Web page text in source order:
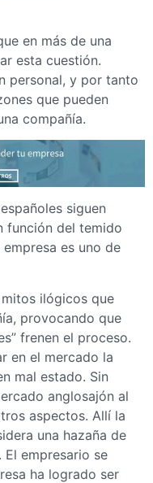
en más de una
esta cuestión.
personal, y por tanto
que pueden
compañía.
siguen
función del temido
empresa es uno de
mitos ilógicos que
provocando que
frenen el proceso.
en el mercado la
mal estado. Sin
anglosajón al
aspectos. Allí la
una hazaña de
empresario se
ha logrado ser